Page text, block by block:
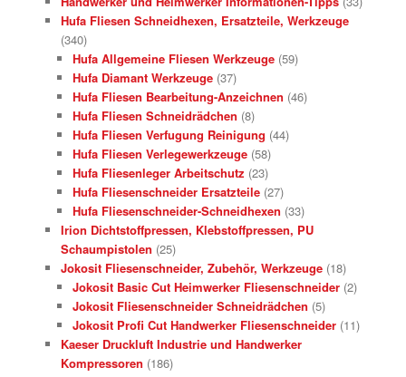
Hufa Fliesen Schneidhexen, Ersatzteile, Werkzeuge
(340)
Hufa Allgemeine Fliesen Werkzeuge (59)
Hufa Diamant Werkzeuge (37)
Hufa Fliesen Bearbeitung-Anzeichnen (46)
Hufa Fliesen Schneidrädchen (8)
Hufa Fliesen Verfugung Reinigung (44)
Hufa Fliesen Verlegewerkzeuge (58)
Hufa Fliesenleger Arbeitschutz (23)
Hufa Fliesenschneider Ersatzteile (27)
Hufa Fliesenschneider-Schneidhexen (33)
Irion Dichtstoffpressen, Klebstoffpressen, PU
Schaumpistolen (25)
Jokosit Fliesenschneider, Zubehör, Werkzeuge (18)
Jokosit Basic Cut Heimwerker Fliesenschneider (2)
Jokosit Fliesenschneider Schneidrädchen (5)
Jokosit Profi Cut Handwerker Fliesenschneider (11)
Kaeser Druckluft Industrie und Handwerker
Kompressoren (186)